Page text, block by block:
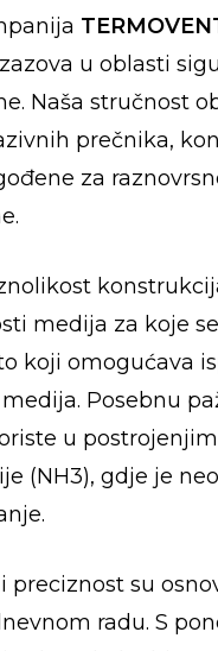
u oblasti
Naša stručnost
prečnika,
za
medija za koje
koji omogućava
Posebnu
u
(NH3), gdje je
preciznost su
radu. S